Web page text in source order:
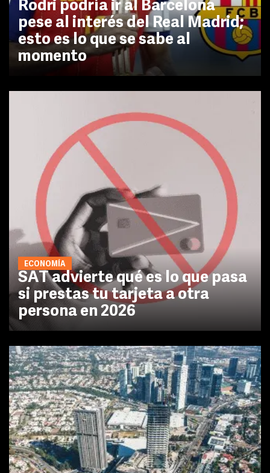
Rodri podría ir al Barcelona
pese al interés del Real Madrid;
esto es lo que se sabe al
momento
ECONOMÍA
SAT advierte qué es lo que pasa
si prestas tu tarjeta a otra
persona en 2026